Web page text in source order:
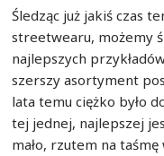
Śledząc już jakiś czas
streetwearu, możemy
najlepszych
szerszy asortyment
lata temu ciężko było
tej jednej, najlepszej
mało, rzutem na taśmę